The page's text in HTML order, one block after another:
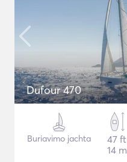
Dufour 470
Buriavimo jachta
47 ft
14 m